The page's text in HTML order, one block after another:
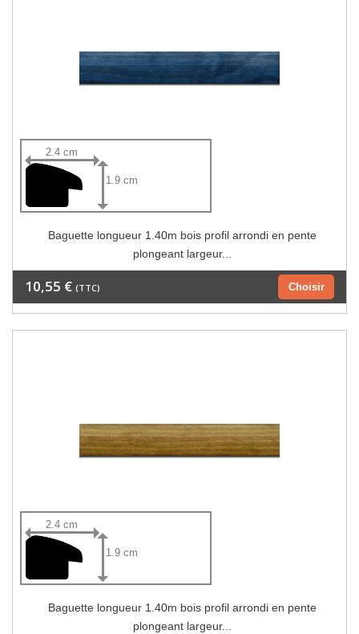
2.4 cm
1.9 cm
Baguette longueur 1.40m bois profil arrondi en pente
plongeant largeur...
Choisir
10,55 € (TTC)
2.4 cm
1.9 cm
Baguette longueur 1.40m bois profil arrondi en pente
plongeant largeur...